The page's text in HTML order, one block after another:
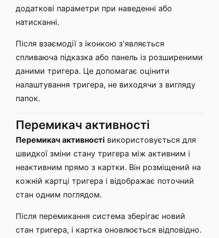
додаткові параметри при наведенні або
натисканні.
Після взаємодії з іконкою з'являється
спливаюча підказка або панель із розширеними
даними тригера. Це допомагає оцінити
налаштування тригера, не виходячи з вигляду
папок.
Перемикач активності
Перемикач активності використовується для
швидкої зміни стану тригера між активним і
неактивним прямо з картки. Він розміщений на
кожній картці тригера і відображає поточний
стан одним поглядом.
Після перемикання система зберігає новий
стан тригера, і картка оновлюється відповідно.